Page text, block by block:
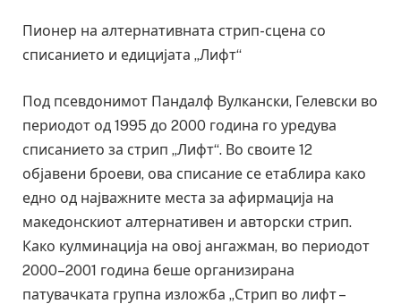
Пионер на алтернативната стрип-сцена со
списанието и едицијата „Лифт“
Под псевдонимот Пандалф Вулкански, Гелевски во
периодот од 1995 до 2000 година го уредува
списанието за стрип „Лифт“. Во своите 12
објавени броеви, ова списание се етаблира како
едно од најважните места за афирмација на
македонскиот алтернативен и авторски стрип.
Како кулминација на овој ангажман, во периодот
2000–2001 година беше организирана
патувачката групна изложба „Стрип во лифт –